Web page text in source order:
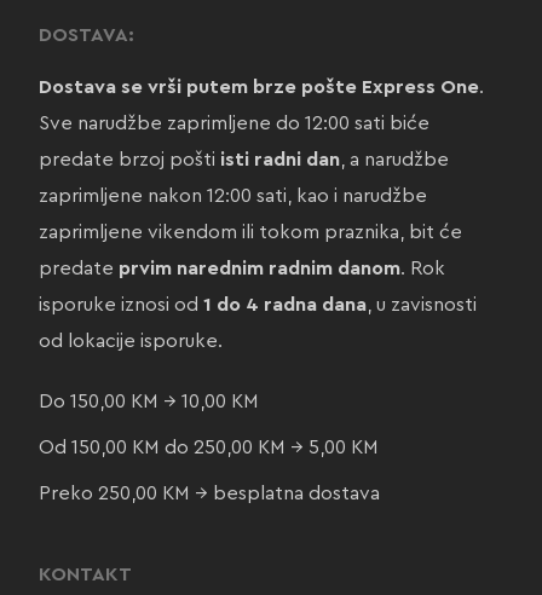
DOSTAVA:
Dostava se vrši putem brze pošte Express One.
Sve narudžbe zaprimljene do 12:00 sati biće
predate brzoj pošti isti radni dan, a narudžbe
zaprimljene nakon 12:00 sati, kao i narudžbe
zaprimljene vikendom ili tokom praznika, bit će
predate prvim narednim radnim danom. Rok
isporuke iznosi od 1 do 4 radna dana, u zavisnosti
od lokacije isporuke.
Do 150,00 KM → 10,00 KM
Od 150,00 KM do 250,00 KM → 5,00 KM
Preko 250,00 KM → besplatna dostava
KONTAKT